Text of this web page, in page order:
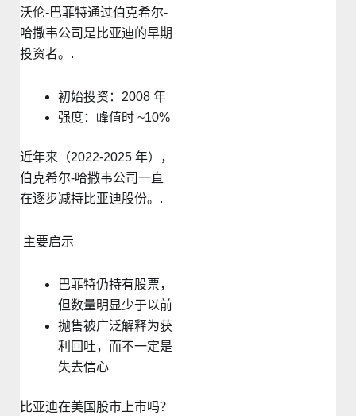
沃伦-巴菲特通过伯克希尔-
哈撒韦公司是比亚迪的早期
投资者。.
初始投资：2008 年
强度：峰值时 ~10%
近年来（2022-2025 年），
伯克希尔-哈撒韦公司一直
在逐步减持比亚迪股份。.
主要启示
巴菲特仍持有股票，
但数量明显少于以前
抛售被广泛解释为获
利回吐，而不一定是
失去信心
比亚迪在美国股市上市吗？